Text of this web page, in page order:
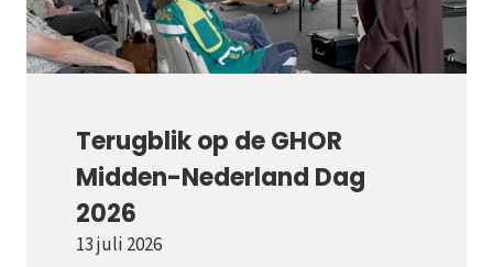
Terugblik op de GHOR
Midden-Nederland Dag
2026
13 juli 2026